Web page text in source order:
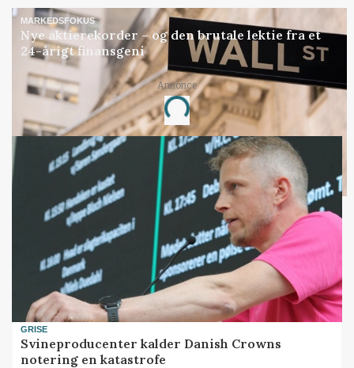
MARKEDSFOKUS
Nye aktierekorder – og den brutale lektie fra et
24-årigt finansgeni
Annonce
Loading...
GRISE
Svineproducenter kalder Danish Crowns
notering en katastrofe